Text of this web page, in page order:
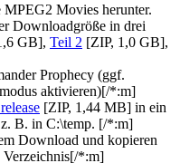
Movies herunter.
Downloadgröße in drei
GB], Teil 2 [ZIP, 1,0 GB],
Prophecy (ggf.
aktivieren)[/*:m]
[ZIP, 1,44 MB] in ein
z. B. in C:\temp. [/*:m]
Download und kopieren
Verzeichnis[/*:m]